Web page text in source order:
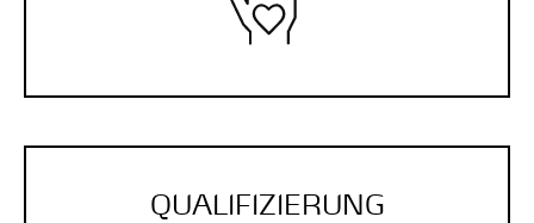
QUALI­FIZIERUNG